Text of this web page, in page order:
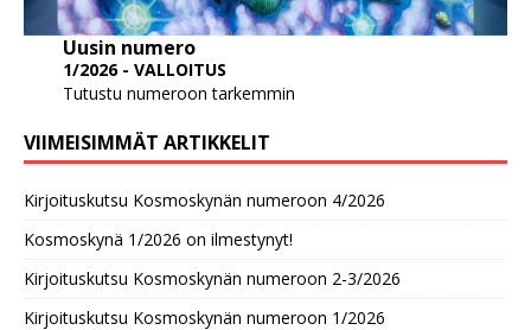
Uusin numero
1/2026 - VALLOITUS
Tutustu numeroon tarkemmin
VIIMEISIMMÄT ARTIKKELIT
Kirjoituskutsu Kosmoskynän numeroon 4/2026
Kosmoskynä 1/2026 on ilmestynyt!
Kirjoituskutsu Kosmoskynän numeroon 2-3/2026
Kirjoituskutsu Kosmoskynän numeroon 1/2026